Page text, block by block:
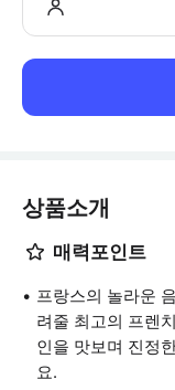
상품소개
매력포인트
프랑스의 놀라운
려줄 최고의 프렌
인을 맛보며 진정
요.